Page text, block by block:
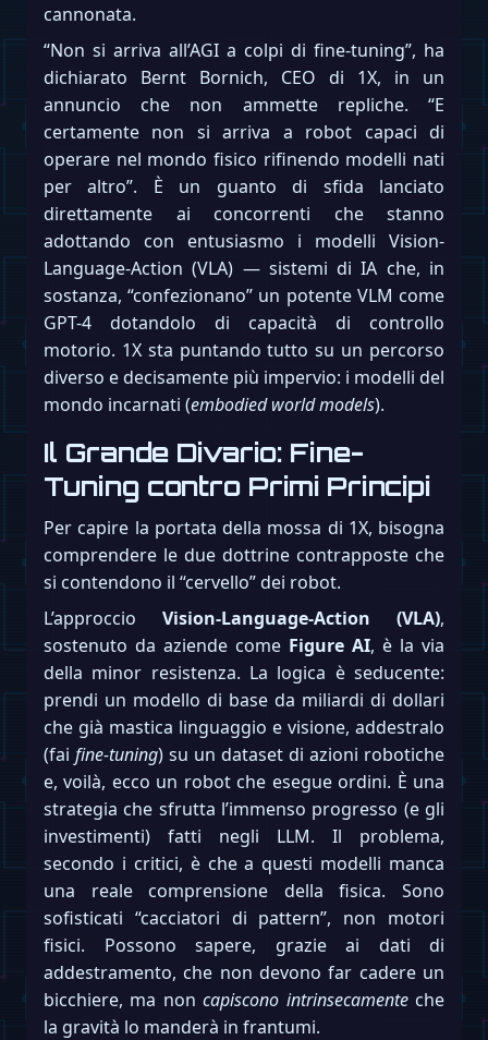
cannonata.
“Non si arriva all’AGI a colpi di fine-tuning”, ha
dichiarato Bernt Bornich, CEO di 1X, in un
annuncio che non ammette repliche. “E
certamente non si arriva a robot capaci di
operare nel mondo fisico rifinendo modelli nati
per altro”. È un guanto di sfida lanciato
direttamente ai concorrenti che stanno
adottando con entusiasmo i modelli Vision-
Language-Action (VLA) — sistemi di IA che, in
sostanza, “confezionano” un potente VLM come
GPT-4 dotandolo di capacità di controllo
motorio. 1X sta puntando tutto su un percorso
diverso e decisamente più impervio: i modelli del
mondo incarnati (embodied world models).
Il Grande Divario: Fine-
Tuning contro Primi Principi
Per capire la portata della mossa di 1X, bisogna
comprendere le due dottrine contrapposte che
si contendono il “cervello” dei robot.
L’approccio Vision-Language-Action (VLA),
sostenuto da aziende come Figure AI, è la via
della minor resistenza. La logica è seducente:
prendi un modello di base da miliardi di dollari
che già mastica linguaggio e visione, addestralo
(fai fine-tuning) su un dataset di azioni robotiche
e, voilà, ecco un robot che esegue ordini. È una
strategia che sfrutta l’immenso progresso (e gli
investimenti) fatti negli LLM. Il problema,
secondo i critici, è che a questi modelli manca
una reale comprensione della fisica. Sono
sofisticati “cacciatori di pattern”, non motori
fisici. Possono sapere, grazie ai dati di
addestramento, che non devono far cadere un
bicchiere, ma noncapiscono intrinsecamenteche
la gravità lo manderà in frantumi.